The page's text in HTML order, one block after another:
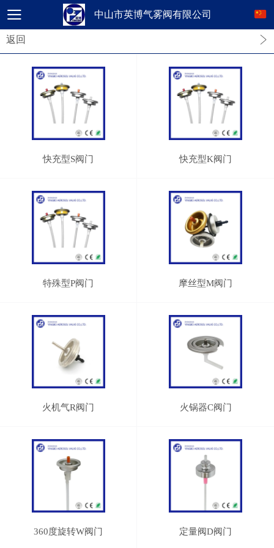
中山市英博气雾阀有限公司
返回
快充型S阀门 快充型K阀门
特殊型P阀门 摩丝型M阀门
火机气R阀门 火锅器C阀门
360度旋转W阀门 定量阀D阀门